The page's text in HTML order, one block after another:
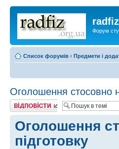
Форум
Список форумів ‹ Предмети і
Оголошення стосовно
Відповісти
Оголошення
підготовку